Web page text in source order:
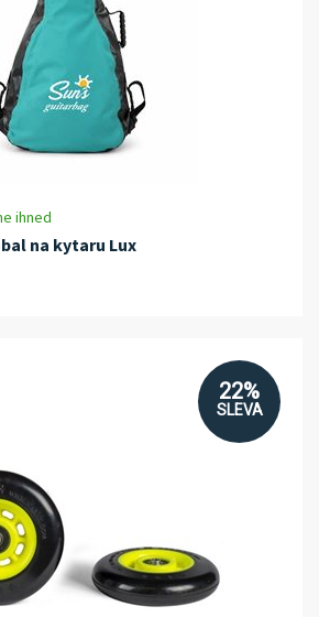
ihned
na kytaru Lux
22%
SLEVA